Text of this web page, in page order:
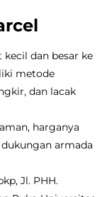
Jl. PHH.
Ruko Universitas,